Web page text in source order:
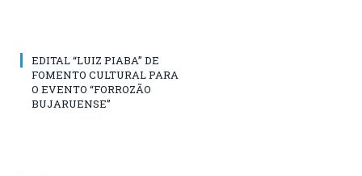
EDITAL “LUIZ PIABA” DE
FOMENTO CULTURAL PARA
O EVENTO “FORROZÃO
BUJARUENSE”